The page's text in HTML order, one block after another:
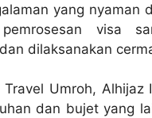
yang nyaman
pemrosesan visa
dilaksanakan
Travel Umroh,
dan bujet yang